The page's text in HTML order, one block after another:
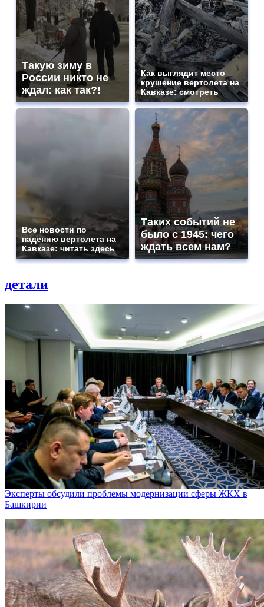
Такую зиму в
России никто не
ждал: как так?!
Как выглядит место
крушение вертолета на
Кавказе: смотреть
Все новости по
падению вертолета на
Кавказе: читать здесь
Таких событий не
было с 1945: чего
ждать всем нам?
детали
Эксперты обсудили проблемы модернизации сферы ЖКХ в
Башкирии